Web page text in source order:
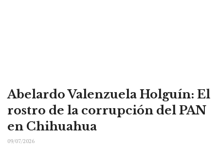
Abelardo Valenzuela Holguín: El
rostro de la corrupción del PAN
en Chihuahua
09/07/2026